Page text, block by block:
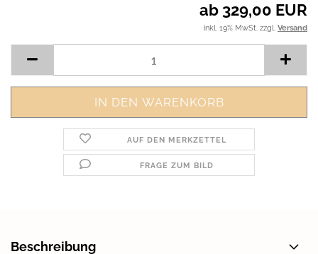
ab 329,00 EUR
inkl. 19% MwSt. zzgl. Versand
AUF DEN MERKZETTEL
FRAGE ZUM BILD
Beschreibung